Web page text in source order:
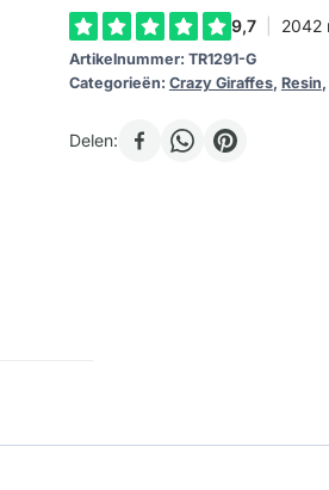
Artikelnummer: TR1291-G
Categorieën: Crazy Giraffes, Resin ,
Delen: